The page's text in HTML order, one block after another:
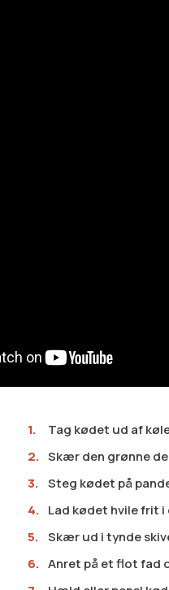
Tag kødet ud af
Skær den grønne
Steg kødet på
Lad kødet hvile frit i
Skær ud i tynde
Anret på et flot fad